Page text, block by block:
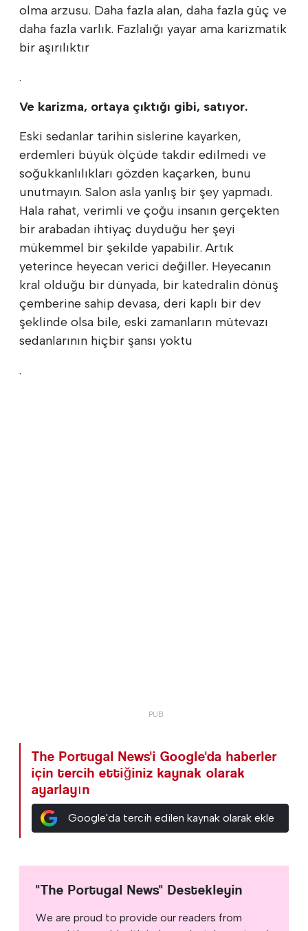
olma arzusu. Daha fazla alan, daha fazla güç ve
daha fazla varlık. Fazlalığı yayar ama karizmatik
bir aşırılıktır
.
Ve karizma, ortaya çıktığı gibi, satıyor.
Eski sedanlar tarihin sislerine kayarken,
erdemleri büyük ölçüde takdir edilmedi ve
soğukkanlılıkları gözden kaçarken, bunu
unutmayın. Salon asla yanlış bir şey yapmadı.
Hala rahat, verimli ve çoğu insanın gerçekten
bir arabadan ihtiyaç duyduğu her şeyi
mükemmel bir şekilde yapabilir. Artık
yeterince heyecan verici değiller. Heyecanın
kral olduğu bir dünyada, bir katedralin dönüş
çemberine sahip devasa, deri kaplı bir dev
şeklinde olsa bile, eski zamanların mütevazı
sedanlarının hiçbir şansı yoktu
.
The Portugal News'i Google'da haberler
için tercih ettiğiniz kaynak olarak
ayarlayın
Google'da tercih edilen kaynak olarak ekle
"The Portugal News" Destekleyin
We are proud to provide our readers from